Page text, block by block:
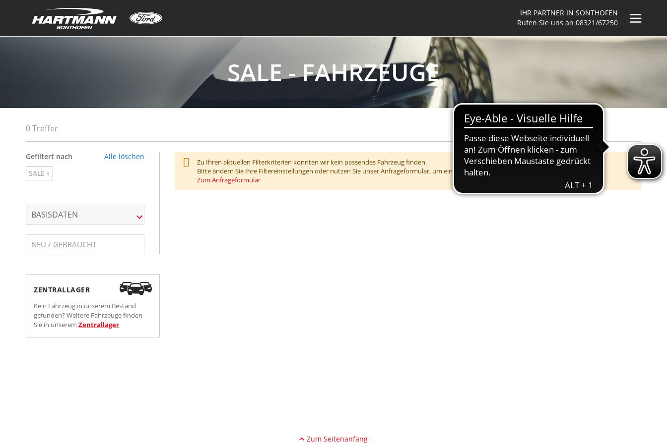
IHR PARTNER IN SONTHOFEN
Rufen Sie uns an 08321/67250
SALE - FAHRZEUGE
0 Treffer
Zu Ihren aktuellen Filterkriterien konnten wir kein passendes Fahrzeug finden.
Bitte ändern Sie Ihre Filtereinstellungen oder nutzen Sie unser Anfrageformular, um ein persönliches Angebot anzufordern.
Zum Anfrageformular
Gefiltert nach
Alle löschen
SALE
BASISDATEN
NEU / GEBRAUCHT
ZENTRALLAGER
Kein Fahrzeug in unserem Bestand
gefunden? Weitere Fahrzeuge finden
Sie in unserem Zentrallager
Zum Seitenanfang